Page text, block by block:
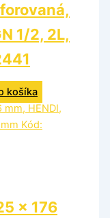
1/2, 2L,
košíka
x 176